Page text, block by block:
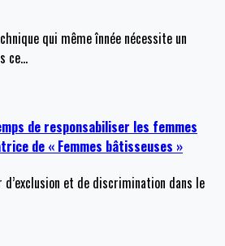
qui même înnée nécessite un
ce…
de responsabiliser les femmes
de « Femmes bâtisseuses »
et de discrimination dans le